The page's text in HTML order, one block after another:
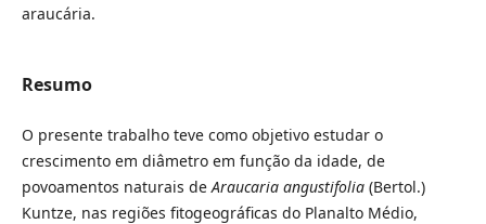
araucária.
Resumo
O presente trabalho teve como objetivo estudar o
crescimento em diâmetro em função da idade, de
povoamentos naturais deAraucaria angustifolia (Bertol.)
Kuntze, nas regiões fitogeográficas do Planalto Médio,